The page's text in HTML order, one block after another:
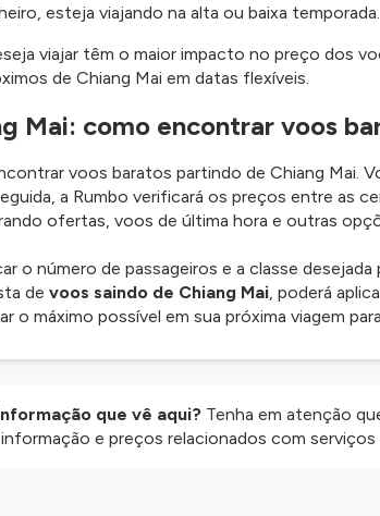
esteja viajando na alta ou baixa temporada.
viajar têm o maior impacto no preço dos
de Chiang Mai em datas flexíveis.
Mai: como encontrar voos
voos baratos partindo de Chiang Mai.
a Rumbo verificará os preços entre as
ofertas, voos de última hora e outras
o número de passageiros e a classe
de voos saindo de Chiang Mai, poderá
o máximo possível em sua próxima viagem
que vê aqui? Tenha em atenção
e preços relacionados com